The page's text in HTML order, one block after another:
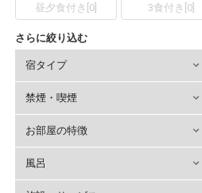
昼夕食付き 0] 3食付き 0]
さらに絞り込む
宿タイプ
禁煙・喫煙
お部屋の特徴
風呂